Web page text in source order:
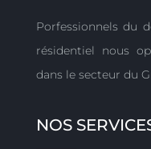
Porfessionnels du
résidentiel nous
dans le secteur du
NOS